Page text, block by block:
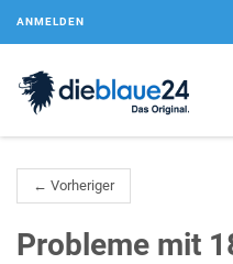
ANMELDEN
← Vorheriger
Probleme mit